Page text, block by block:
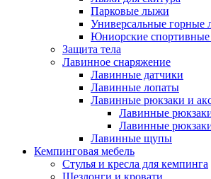
Парковые лыжи
Универсальные горные
Юниорские
Защита тела
Лавинное снаряжение
Лавинные датчики
Лавинные лопаты
Лавинные рюкзаки и
Лавинные
Лавинные
Лавинные щупы
Кемпинговая мебель
Стулья и кресла для кемпинга
Шезлонги и кровати